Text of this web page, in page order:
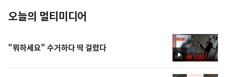
오늘의 멀티미디어
영
상
"뭐하세요" 수거하다 딱 걸렸다